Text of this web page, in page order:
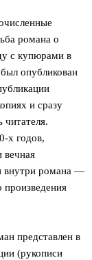
романа о
с купюрами в
опубликован
и сразу
читателя.
х годов,
вечная
внутри романа —
произведения
представлен в
(рукописи